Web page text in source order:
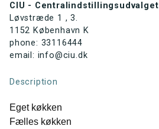
CIU - Centralindstillingsudvalget
Løvstræde 1 , 3.
1152 København K
phone: 33116444
email: info@ciu.dk
Description
Eget køkken
Fælles køkken